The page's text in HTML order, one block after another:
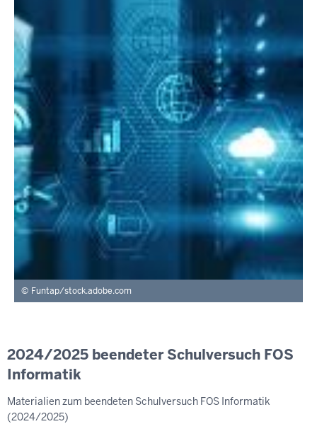
Funtap/stock.adobe.com
2024/2025 beendeter Schulversuch FOS
Informatik
Materialien zum beendeten Schulversuch FOS Informatik
(2024/2025)